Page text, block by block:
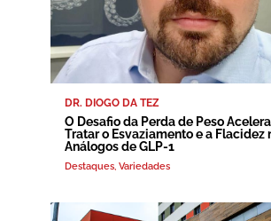
DR. DIOGO DA TEZ
O Desafio da Perda de Peso
Tratar o Esvaziamento e a Flacidez
Análogos de GLP-1
Destaques, Variedades